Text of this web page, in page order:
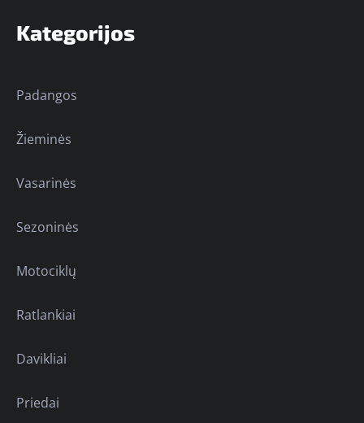
Kategorijos
Padangos
Žieminės
Vasarinės
Sezoninės
Motociklų
Ratlankiai
Davikliai
Priedai